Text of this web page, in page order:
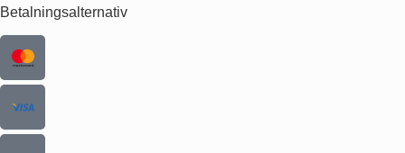
Betalningsalternativ